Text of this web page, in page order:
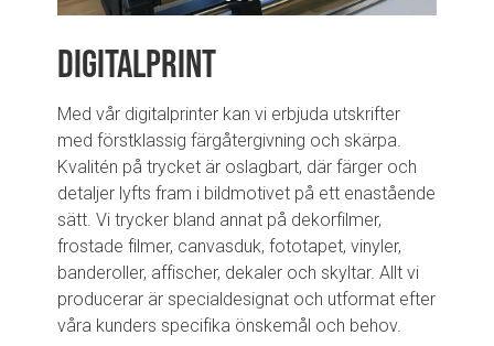
Digitalprint
Med vår digitalprinter kan vi erbjuda utskrifter
med förstklassig färgåtergivning och skärpa.
Kvalitén på trycket är oslagbart, där färger och
detaljer lyfts fram i bildmotivet på ett enastående
sätt. Vi trycker bland annat på dekorfilmer,
frostade filmer, canvasduk, fototapet, vinyler,
banderoller, affischer, dekaler och skyltar. Allt vi
producerar är specialdesignat och utformat efter
våra kunders specifika önskemål och behov.